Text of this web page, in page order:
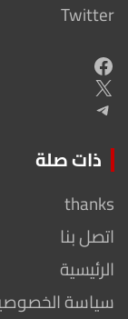
Twitter
Facebook
X
Telegram
ذات صلة
thanks
اتصل بنا
الرئيسية
سياسة